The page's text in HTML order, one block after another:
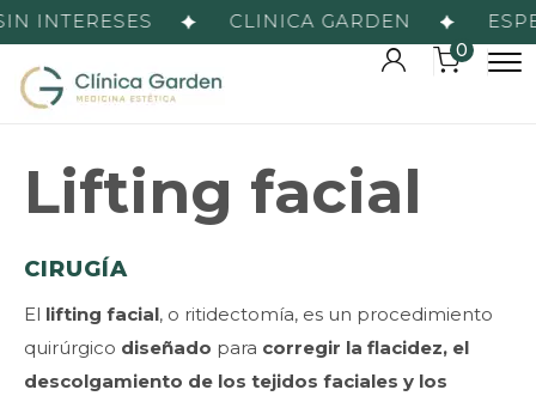
INTERESES CLINICA GARDEN
0
Lifting facial
CIRUGÍA
El lifting facial, o ritidectomía, es un procedimiento
quirúrgico diseñado para corregir la flacidez, el
descolgamiento de los tejidos faciales y los